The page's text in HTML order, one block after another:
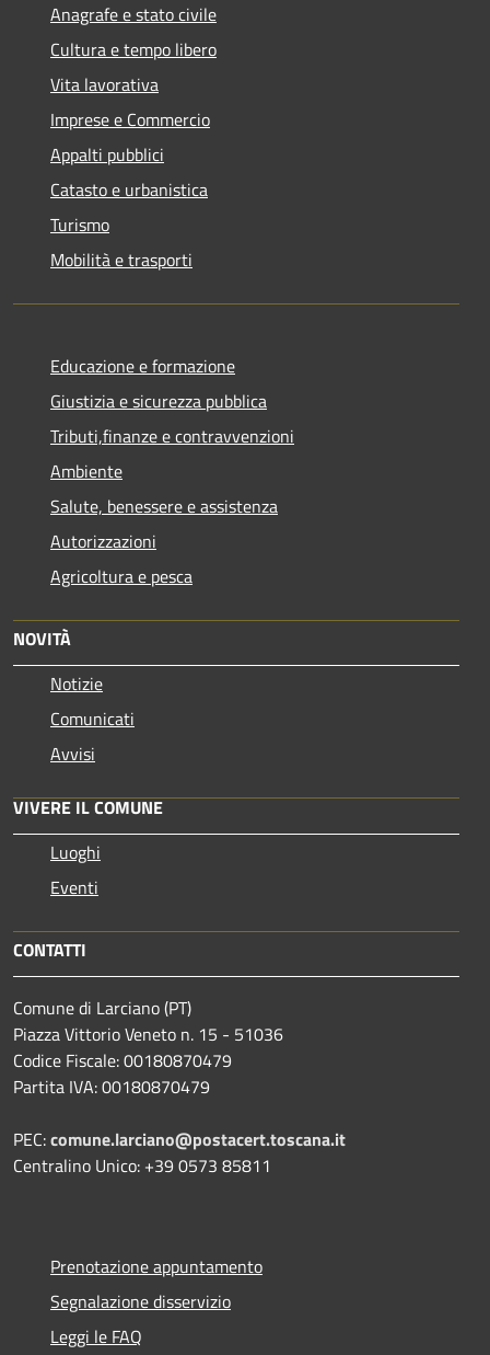
Anagrafe e stato civile
Cultura e tempo libero
Vita lavorativa
Imprese e Commercio
Appalti pubblici
Catasto e urbanistica
Turismo
Mobilità e trasporti
Educazione e formazione
Giustizia e sicurezza pubblica
Tributi,finanze e contravvenzioni
Ambiente
Salute, benessere e assistenza
Autorizzazioni
Agricoltura e pesca
NOVITÀ
Notizie
Comunicati
Avvisi
VIVERE IL COMUNE
Luoghi
Eventi
CONTATTI
Comune di Larciano (PT)
Piazza Vittorio Veneto n. 15 - 51036
Codice Fiscale: 00180870479
Partita IVA: 00180870479
PEC:comune.larciano@postacert.toscana.it
Centralino Unico: +39 0573 85811
Prenotazione appuntamento
Segnalazione disservizio
Leggi le FAQ